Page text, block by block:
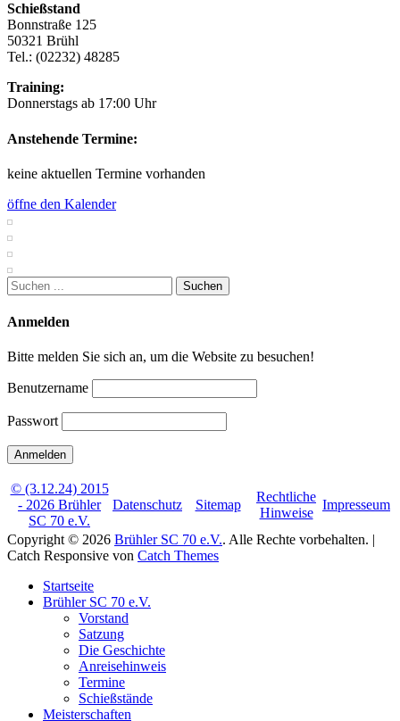
Schießstand
Bonnstraße 125
50321 Brühl
Tel.: (02232) 48285
Training:
Donnerstags ab 17:00 Uhr
Anstehende Termine:
keine aktuellen Termine vorhanden
öffne den Kalender
Suchen
nach:
Anmelden
Bitte melden Sie sich an, um die Website zu besuchen!
Benutzername
Passwort
© (3.12.24) 2015
- 2026 Brühler
SC 70 e.V.
Datenschutz Sitemap
Rechtliche
Hinweise
Impresseum
Copyright © 2026 Brühler SC 70 e.V.. Alle Rechte vorbehalten. |
Catch Responsive von Catch Themes
oben
scrollen
Startseite
Brühler SC 70 e.V.
Vorstand
Satzung
Die Geschichte
Anreisehinweis
Termine
Schießstände
Meisterschaften